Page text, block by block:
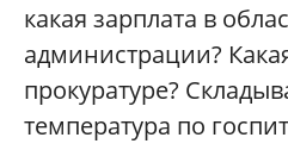
какая зарплата в
администрации?
прокуратуре?
температура по